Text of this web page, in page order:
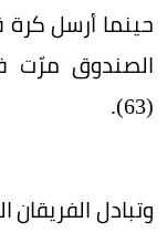
حينما أرسل
الصندوق مرّت
(63).
وتبادل